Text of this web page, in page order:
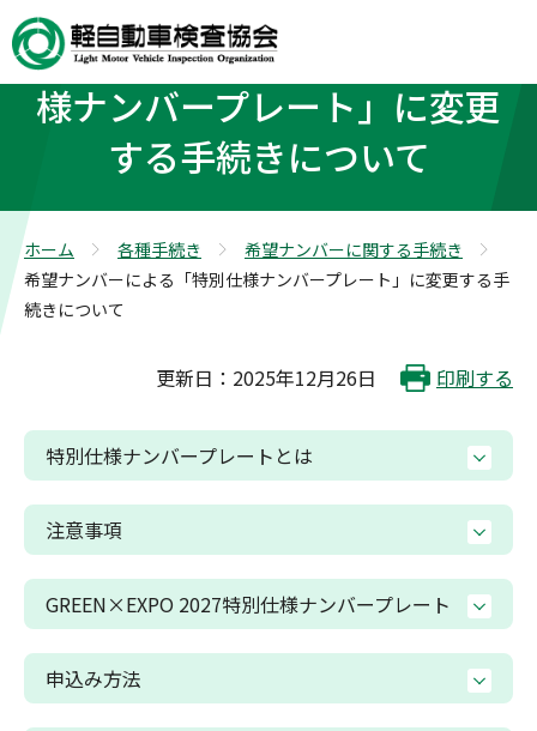
希望ナンバーによる「特別仕
様ナンバープレート」に変更
する手続きについて
ホーム 各種手続き 希望ナンバーに関する手続き
希望ナンバーによる「特別仕様ナンバープレート」に変更する手
続きについて
更新日：2025年12月26日 印刷する
特別仕様ナンバープレートとは
注意事項
GREEN×EXPO 2027特別仕様ナンバープレート
申込み方法